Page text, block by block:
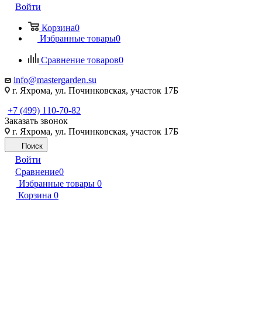
Войти
Корзина0
Избранные товары0
Сравнение товаров0
info@mastergarden.su
г. Яхрома, ул. Починковская, участок 17Б
+7 (499) 110-70-82
Заказать звонок
г. Яхрома, ул. Починковская, участок 17Б
Поиск
Войти
Сравнение0
Избранные товары 0
Корзина 0